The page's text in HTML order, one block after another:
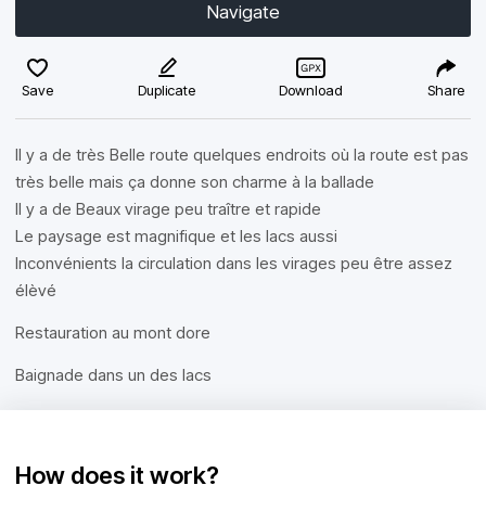
Navigate
Save Duplicate Download Share
Il y a de très Belle route quelques endroits où la route est pas
très belle mais ça donne son charme à la ballade
Il y a de Beaux virage peu traître et rapide
Le paysage est magnifique et les lacs aussi
Inconvénients la circulation dans les virages peu être assez
élèvé
Restauration au mont dore
Baignade dans un des lacs
How does it work?